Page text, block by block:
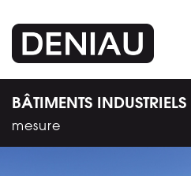
BÂTIMENTS INDUSTRIELS
mesure